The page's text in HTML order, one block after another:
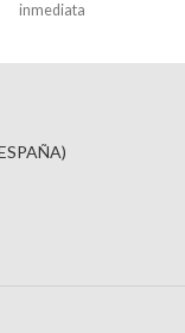
inmediata